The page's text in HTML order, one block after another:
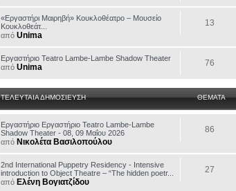
«Εργαστήρι Μαιρηβή» Κουκλοθέατρο – Μουσείο
Κουκλοθεάτ...
από Unima
13
Εργαστήριο Teatro Lambe-Lambe Shadow Theater
από Unima 76
ΤΕΛΕΥΤΑΙΑ ΔΗΜΟΣΙΕΥΣΗ ΘΕΜΑΤΑ
Εργαστήριο Εργαστήριο Teatro Lambe-Lambe
Shadow Theater - 08, 09 Μαΐου 2026
από Νικολέτα Βασιλοπούλου
86
2nd International Puppetry Residency - Intensive
introduction to Object Theatre – “The hidden poetr...
από Ελένη Βογιατζίδου
27